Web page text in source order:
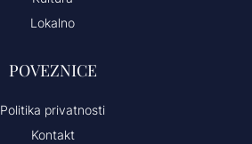
Lokalno
POVEZNICE
Politika privatnosti
Kontakt